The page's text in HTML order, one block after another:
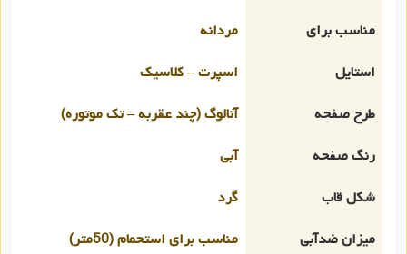
مناسب برای
مردانه
استایل
اسپرت – کلاسیک
طرح صفحه
آنالوگ (چند عقربه – تک موتوره)
رنگ صفحه
آبی
شکل قاب
گرد
میزان ضدآبی
مناسب برای استحمام (50متر)